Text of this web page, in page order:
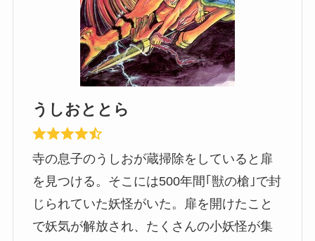
うしおととら
寺の息子のうしおが蔵掃除をしていると扉
を見つける。そこには500年間｢獣の槍｣で封
じられていた妖怪がいた。扉を開けたこと
で妖気が解放され、たくさんの小妖怪が集